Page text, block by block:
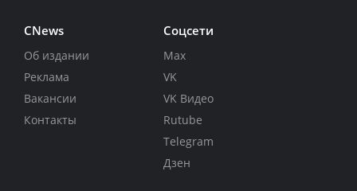
CNews
Об издании
Реклама
Вакансии
Контакты
Соцсети
Max
VK
VK Видео
Rutube
Telegram
Дзен